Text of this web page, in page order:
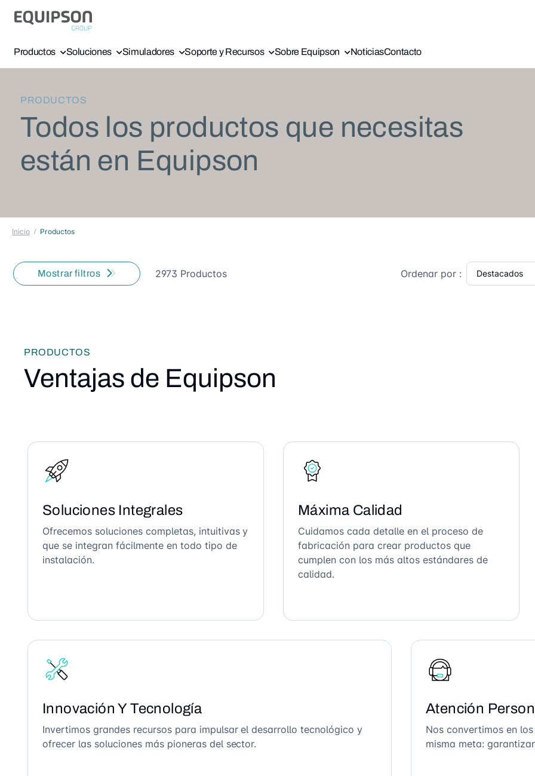
Productos Soluciones Simuladores Soporte y Recursos Sobre Equipson NoticiasContacto
PRODUCTOS
Todos los productos que necesitas
están en Equipson
Inicio Productos
Mostrar filtros 2973 Productos Ordenar por :
PRODUCTOS
Ventajas de Equipson
Soluciones Integrales
Ofrecemos soluciones completas, intuitivas y
que se integran fácilmente en todo tipo de
instalación.
Máxima Calidad
Cuidamos cada detalle en el proceso de
fabricación para crear productos que
cumplen con los más altos estándares de
calidad.
Innovación Y Tecnología
Invertimos grandes recursos para impulsar el desarrollo tecnológico y
ofrecer las soluciones más pioneras del sector.
Atención
Nos convertimos en
misma meta: